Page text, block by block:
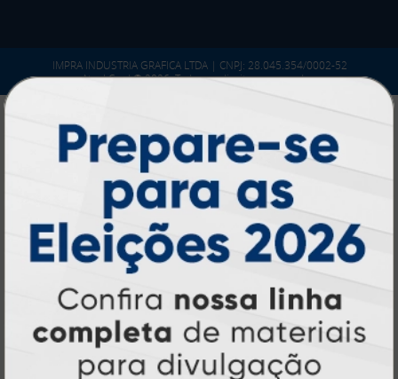
IMPRA INDUSTRIA GRAFICA LTDA | CNPJ: 28.045.354/0002-52
Atual Card © 2026. Todos os direitos reservados.
Atual Card: A Gráfica Pioneira em
Personalização Online
Atual Card é referência em impressão
gráfica online no Brasil
ampla variedade de produtos e soluções para
atender profissionais autônomos, empresas e
revendedores gráficos
quase três
décadas de experiência
, somos pioneiros no
segmento de
impressão sob demanda,
investindo continuamente em
tecnologia,
inovação e personalizaçãopara entregar
qualidade, agilidade e a melhor
experiência
aos nossos clientes.